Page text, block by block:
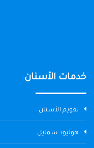
خدمات الأسنان
تقويم الأسنان
هوليود سمايل